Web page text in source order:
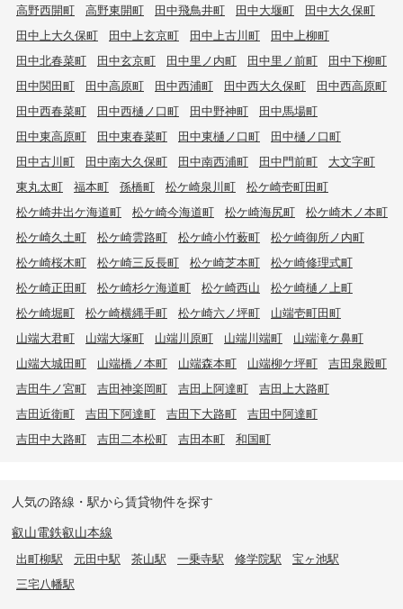
高野西開町
高野東開町 田中飛鳥井町 田中大堰町
田中大久保町
田中上大久保町
田中上玄京町 田中上古川町
田中上柳町
田中北春菜町
田中玄京町 田中里ノ内町 田中里ノ前町
田中下柳町
田中関田町
田中高原町 田中西浦町 田中西大久保町
田中西高原町
田中西春菜町
田中西樋ノ口町 田中野神町
田中馬場町
田中東高原町
田中東春菜町 田中東樋ノ口町
田中樋ノ口町
田中古川町
田中南大久保町 田中南西浦町 田中門前町
大文字町
東丸太町
福本町 孫橋町 松ケ崎泉川町
松ケ崎壱町田町
松ケ崎井出ケ海道町
松ケ崎今海道町 松ケ崎海尻町
松ケ崎木ノ本町
松ケ崎久土町
松ケ崎雲路町 松ケ崎小竹薮町
松ケ崎御所ノ内町
松ケ崎桜木町
松ケ崎三反長町 松ケ崎芝本町
松ケ崎修理式町
松ケ崎正田町
松ケ崎杉ケ海道町 松ケ崎西山
松ケ崎樋ノ上町
松ケ崎堀町
松ケ崎横縄手町 松ケ崎六ノ坪町
山端壱町田町
山端大君町
山端大塚町 山端川原町 山端川端町
山端滝ケ鼻町
山端大城田町
山端橋ノ本町 山端森本町 山端柳ケ坪町
吉田泉殿町
吉田牛ノ宮町
吉田神楽岡町 吉田上阿達町
吉田上大路町
吉田近衛町
吉田下阿達町 吉田下大路町
吉田中阿達町
吉田中大路町
吉田二本松町 吉田本町 和国町
人気の路線・駅から賃貸物件を探す
叡山電鉄叡山本線
出町柳駅 元田中駅 茶山駅 一乗寺駅 修学院駅
宝ヶ池駅
三宅八幡駅